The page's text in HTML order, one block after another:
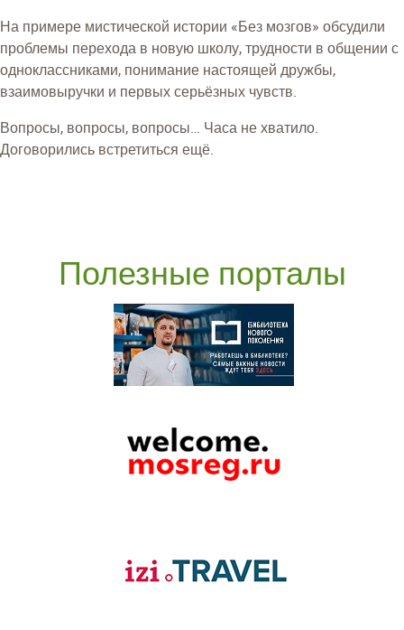
На примере мистической истории «Без мозгов» обсудили
проблемы перехода в новую школу, трудности в общении с
одноклассниками, понимание настоящей дружбы,
взаимовыручки и первых серьёзных чувств.
Вопросы, вопросы, вопросы… Часа не хватило.
Договорились встретиться ещё.
Полезные порталы